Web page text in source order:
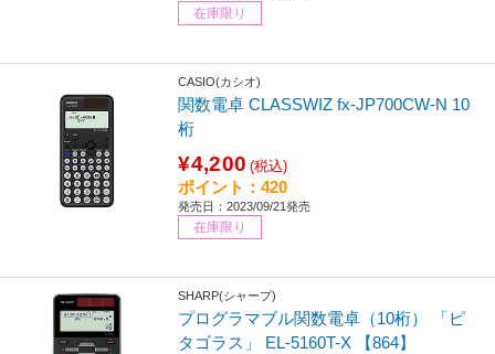
在庫限り
CASIO(カシオ)
関数電卓 CLASSWIZ fx-JP700CW-N 10
桁
¥4,200 (税込)
ポイント：420
発売日：2023/09/21発売
在庫限り
SHARP(シャープ)
プログラマブル関数電卓（10桁） 「ピ
タゴラス」 EL-5160T-X 【864】